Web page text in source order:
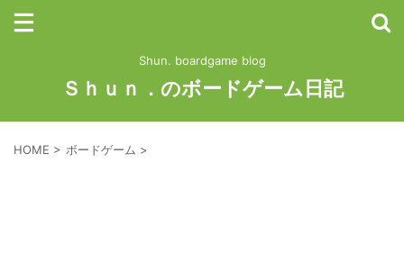
Shun. boardgame blog
Ｓｈｕｎ．のボードゲーム日記
HOME > ボードゲーム >